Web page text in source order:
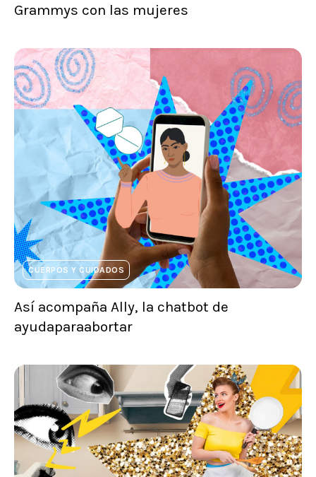
Grammys con las mujeres
CUERPOS Y CUIDADOS
Así acompaña Ally, la chatbot de
ayudaparaabortar